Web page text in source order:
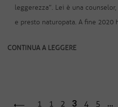
leggerezza”. Lei è una
e presto naturopata. A fine 2020
CONTINUA A LEGGERE
1 1 2 3 4 5 …